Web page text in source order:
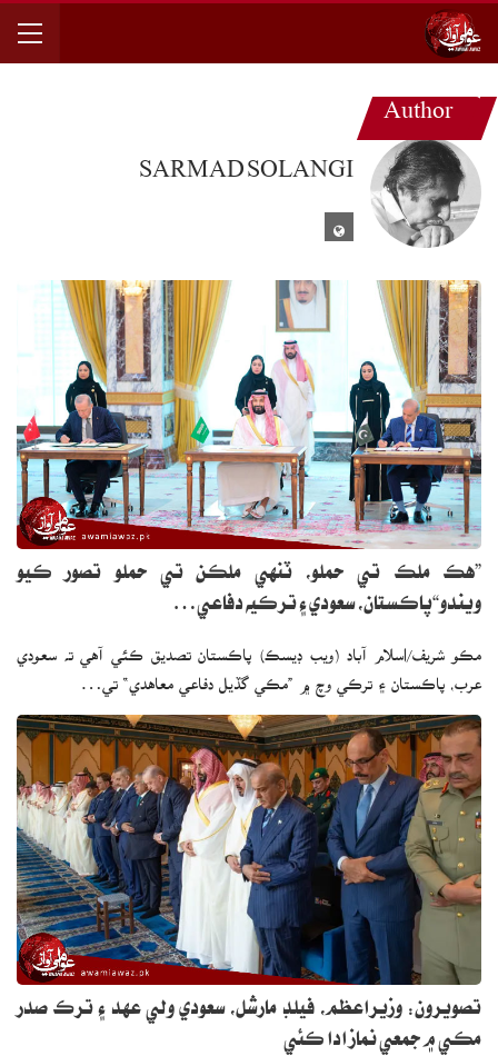
Author
SARMAD SOLANGI
”هڪ ملڪ تي حملو، ٽنهي ملڪن تي حملو تصور ڪيو
ويندو“پاڪستان، سعودي ۽ ترڪيه دفاعي…
مڪو شريف/اسلام آباد (ويب ڊيسڪ) پاڪستان تصديق ڪئي آهي ته سعودي
عرب، پاڪستان ۽ ترڪي وچ ۾ ”مڪي گڏيل دفاعي معاهدي“ تي…
تصويرون: وزيراعظم، فيلڊ مارشل، سعودي ولي عهد ۽ ترڪ صدر
مڪي ۾ جمعي نماز ادا ڪئي